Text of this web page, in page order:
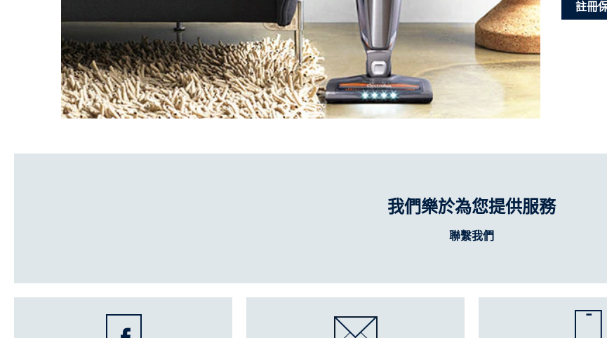
註冊
我們樂於為您提供服務
聯繫我們